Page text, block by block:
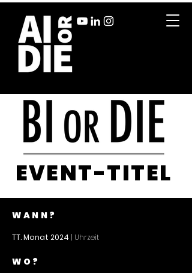
EVENT-TITEL
WANN?
TT. Monat 2024 | Uhrzeit
WO?